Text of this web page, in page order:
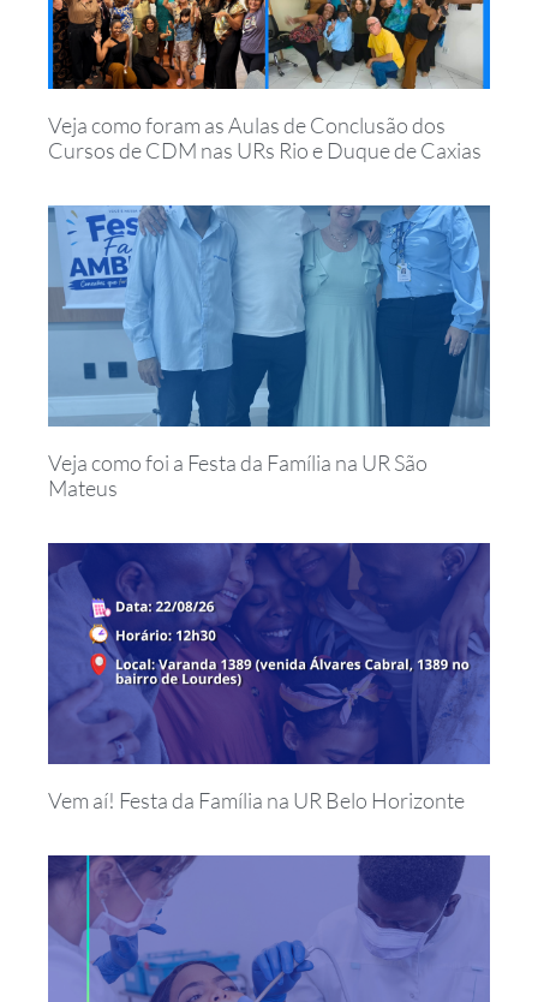
Veja como foram as Aulas de Conclusão dos
Cursos de CDM nas URs Rio e Duque de Caxias
Veja como foi a Festa da Família na UR São
Mateus
Vem aí! Festa da Família na UR Belo Horizonte